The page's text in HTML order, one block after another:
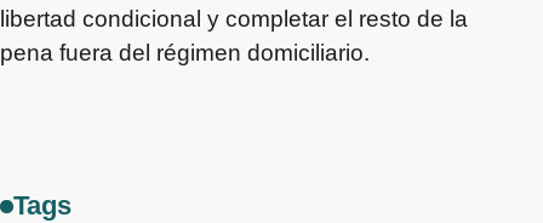
libertad condicional y completar el resto de la
pena fuera del régimen domiciliario.
Tags